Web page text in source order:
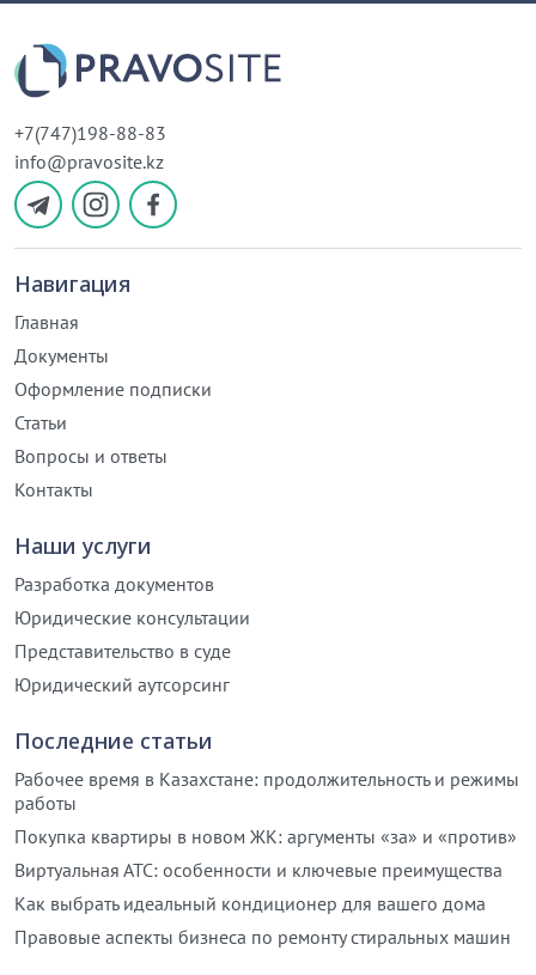
+7(747)198-88-83
info@pravosite.kz
Навигация
Главная
Документы
Оформление подписки
Статьи
Вопросы и ответы
Контакты
Наши услуги
Разработка документов
Юридические консультации
Представительство в суде
Юридический аутсорсинг
Последние статьи
Рабочее время в Казахстане: продолжительность и режимы
работы
Покупка квартиры в новом ЖК: аргументы «за» и «против»
Виртуальная АТС: особенности и ключевые преимущества
Как выбрать идеальный кондиционер для вашего дома
Правовые аспекты бизнеса по ремонту стиральных машин